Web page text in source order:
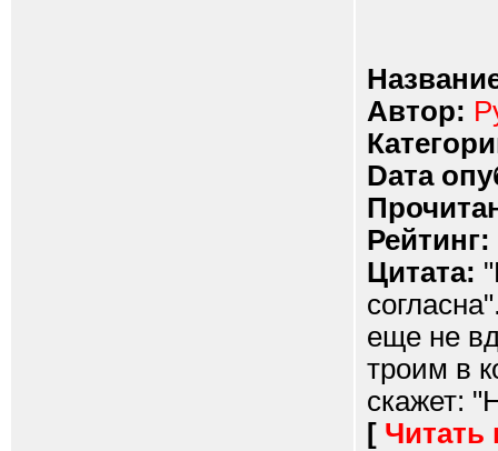
Автор:
Dата
Рейтинг:
Цитата:
еще не
троим в
скажет:
[ Читать